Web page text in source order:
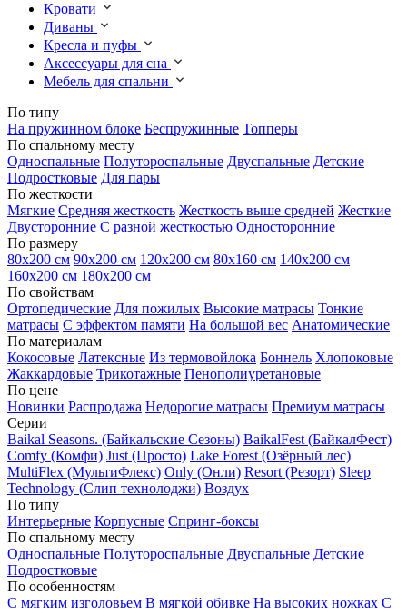
Кровати
Диваны
Кресла и пуфы
Аксессуары для сна
Мебель для спальни
По типу
На пружинном блоке Беспружинные Топперы
По спальному месту
Односпальные Полутороспальные Двуспальные Детские
Подростковые Для пары
По жесткости
Мягкие Средняя жесткость Жесткость выше средней Жесткие
Двусторонние С разной жесткостью Односторонние
По размеру
80х200 см 90х200 см 120х200 см 80х160 см 140х200 см
160х200 см 180х200 см
По свойствам
Ортопедические Для пожилых Высокие матрасы Тонкие
матрасы С эффектом памяти На большой вес Анатомические
По материалам
Кокосовые Латексные Из термовойлока Боннель Хлопоковые
Жаккардовые Трикотажные Пенополиуретановые
По цене
Новинки Распродажа Недорогие матрасы Премиум матрасы
Серии
Baikal Seasons. (Байкальские Сезоны) BaikalFest (БайкалФест)
Comfy (Комфи) Just (Просто) Lake Forest (Озёрный лес)
MultiFlex (МультиФлекс) Only (Онли) Resort (Резорт) Sleep
Technology (Слип технолоджи) Воздух
По типу
Интерьерные Корпусные Спринг-боксы
По спальному месту
Односпальные Полутороспальные Двуспальные Детские
Подростковые
По особенностям
С мягким изголовьем В мягкой обивке На высоких ножках С